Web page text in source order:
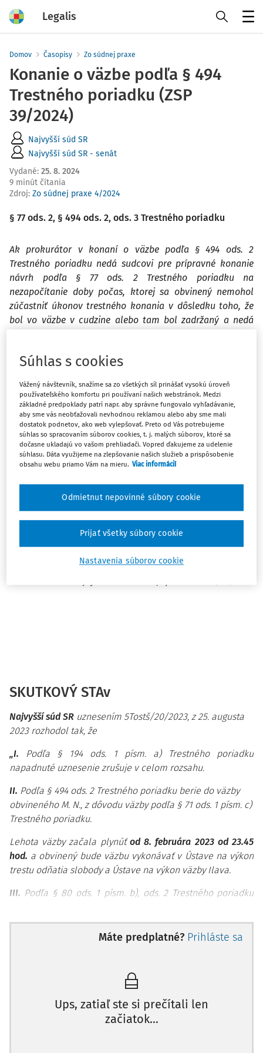
Legalis
Domov Časopisy Zo súdnej praxe
Konanie o väzbe podľa § 494
Trestného poriadku (ZSP
39/2024)
Najvyšší súd SR
Najvyšší súd SR - senát
Vydané: 25. 8. 2024
9 minút čítania
Zdroj: Zo súdnej praxe 4/2024
§ 77 ods. 2, § 494 ods. 2, ods. 3 Trestného poriadku
Ak prokurátor v konaní o väzbe podľa § 494 ods. 2
Trestného poriadku nedá sudcovi pre prípravné konanie
návrh podľa § 77 ods. 2 Trestného poriadku na
nezapočítanie doby počas, ktorej sa obvinený nemohol
zúčastniť úkonov trestného konania v dôsledku toho, že
bol vo väzbe v cudzine alebo tam bol zadržaný a nedá
prevozom do Slovenskej republiky do väzby, je pre určenie
skutočného pozbavenia osobnej slobody obvinenému, ku
ktorému došlo v cudzine na základe európskeho
zatýkacieho rozkazu alebo medzinárodného zatýkacieho
rozkazu.
Sudca pre prípravné konanie nemôže bez návrhov
§ 494 ods. 3 Trestného poriadku a bez rozhodnutia
poriadku a podľa § 494 ods. 3 Trestného poriadku určiť
začiatok plynutia lehoty väzby na okamih keď bol
obvinený prevzatý slovenskými policajnými orgánmi.
SKUTKOVÝ STAv
Najvyšší súd SR uznesením 5Tostš/20/2023, z 25. augusta
2023 rozhodol tak, že
„I. Podľa § 194 ods. 1 písm. a) Trestného poriadku
napadnuté uznesenie zrušuje v celom rozsahu.
II. Podľa § 494 ods. 2 Trestného poriadku berie do väzby
obvineného M. N., z dôvodu väzby podľa § 71 ods. 1 písm. c)
Trestného poriadku.
Lehota väzby začala plynúťod 8. februára 2023 od 23.45
hod. a obvinený bude väzbu vykonávať v Ústave na výkon
trestu odňatia slobody a Ústave na výkon väzby Ilava.
III. Podľa § 80 ods. 1 písm. b), ods. 2 Trestného poriadku
zamieta.
Podľa § 80 ods. 1 písm. c), ods. 2 Trestného poriadku
probačného a mediačného úradníka zamieta.
sťažnosť prokurátora Úradu špeciálnej prokuratúry
Máte predplatné? Prihláste sa
Ups, zatiaľ ste si prečítali len
začiatok...
Súhlas s cookies
Vážený návštevník, snažíme sa zo všetkých síl prinášať vysokú úroveň
používateľského komfortu pri používaní našich webstránok. Medzi
základné predpoklady patrí napr. aby správne fungovalo vyhľadávanie,
aby sme vás neobťažovali nevhodnou reklamou alebo aby sme mali
dostatok podnetov, ako web vylepšovať. Preto od Vás potrebujeme
súhlas so spracovaním súborov cookies, t. j. malých súborov, ktoré sa
dočasne ukladajú vo vašom prehliadači. Vopred ďakujeme za udelenie
súhlasu. Dáta využijeme na zlepšovanie našich služieb a prispôsobenie
obsahu webu priamo Vám na mieru. Viac informácií
Nastavenia súborov cookie
Odmietnut nepovinné súbory cookie
Prijať všetky súbory cookie